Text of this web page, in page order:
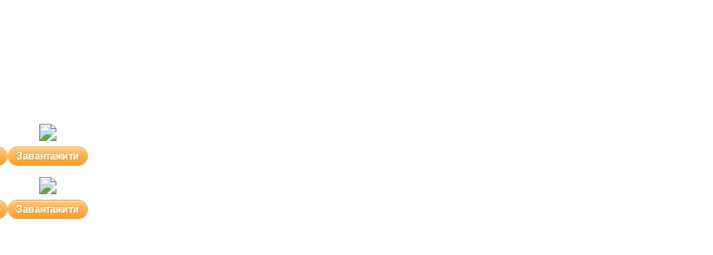
Завантажити
Завантажити